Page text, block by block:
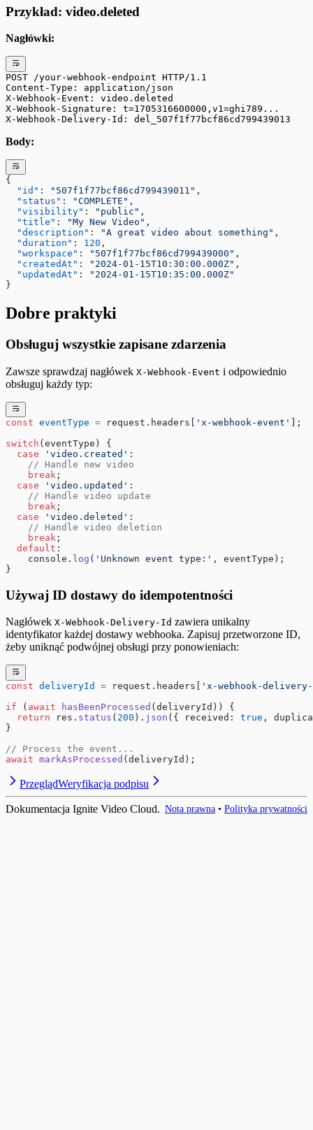
Przykład: video.deleted
Nagłówki:
POST /your-webhook-endpoint HTTP/1.1
Content-Type: application/json
X-Webhook-Event: video.deleted
X-Webhook-Signature: t=1705316600000,v1=ghi789...
X-Webhook-Delivery-Id: del_507f1f77bcf86cd799439013
Body:
{
  "id"
: "507f1f77bcf86cd799439011" ,
  "status"
: "COMPLETE" ,
  "visibility"
: "public" ,
  "title"
: "My New Video" ,
  "description"
: "A great video about something" ,
  "duration"
: 120 ,
  "workspace"
: "507f1f77bcf86cd799439000" ,
  "createdAt"
: "2024-01-15T10:30:00.000Z" ,
  "updatedAt"
:
"2024-01-15T10:35:00.000Z"
}
Dobre praktyki
Obsługuj wszystkie zapisane zdarzenia
Zawsze sprawdzaj nagłówek X-Webhook-Event i odpowiednio
obsługuj każdy typ:
const eventType = request.headers[ 'x-webhook-event'
];
switch (eventType) {
  case
'video.created' :
    // Handle new video
    break
;
  case
'video.updated' :
    // Handle video update
    break
;
  case
'video.deleted' :
    // Handle video deletion
    break
;
  default
:
    console.
log ( 'Unknown event type:' , eventType);
}
Używaj ID dostawy do idempotentności
Nagłówek X-Webhook-Delivery-Id zawiera unikalny
identyfikator każdej dostawy webhooka. Zapisuj przetworzone ID,
żeby uniknąć podwójnej obsługi przy ponowieniach:
const deliveryId = request.headers[ 'x-webhook-
if ( await hasBeenProcessed (deliveryId)) {
  return
res. status ( 200 ). json ({ received: true ,
}
// Process the event...
await markAsProcessed (deliveryId);
PrzeglądWeryfikacja podpisu
Dokumentacja Ignite Video Cloud. Nota prawna • Polityka prywatności